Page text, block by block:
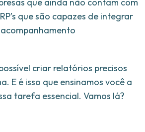
que ainda não contam com
que são capazes de integrar
criar relatórios precisos
E é isso que ensinamos você a
tarefa essencial. Vamos lá?